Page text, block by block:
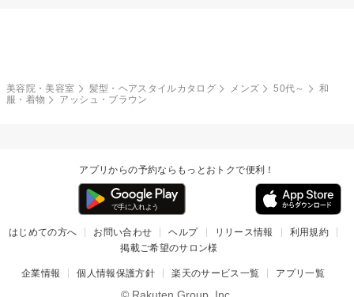
美容院・美容室 髪型・ヘアスタイルカタログ メンズ 50代～
和
服・着物
アッシュ・ブラウン
アプリからの予約ならもっとおトクで便利！
はじめての方へ お問い合わせ ヘルプ リリース情報
利用規約
掲載ご希望のサロン様
企業情報 個人情報保護方針 楽天のサービス一覧 アプリ一覧